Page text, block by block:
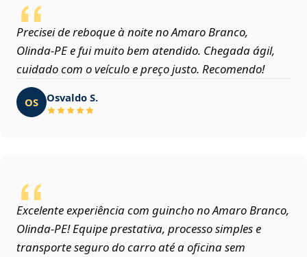
Precisei de reboque à noite no Amaro Branco,
Olinda‑PE e fui muito bem atendido. Chegada ágil,
cuidado com o veículo e preço justo. Recomendo!
OS Osvaldo S.
Excelente experiência com guincho no Amaro Branco,
Olinda‑PE! Equipe prestativa, processo simples e
transporte seguro do carro até a oficina sem